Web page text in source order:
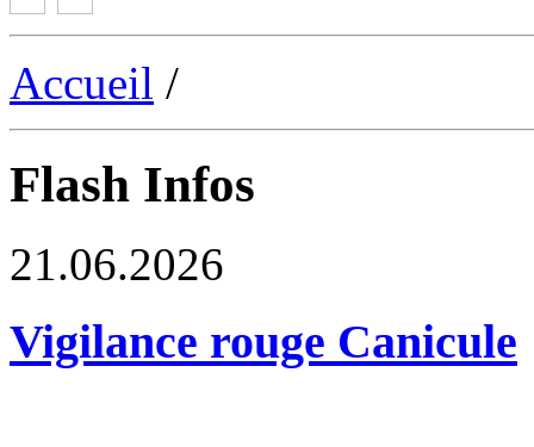
Accueil /
Flash Infos
21.06.2026
Vigilance rouge Canicule